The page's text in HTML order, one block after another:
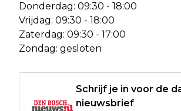
Donderdag: 09:30 - 18:00
Vrijdag: 09:30 - 18:00
Zaterdag: 09:30 - 17:00
Zondag: gesloten
Schrijf je in voor de
nieuwsbrief